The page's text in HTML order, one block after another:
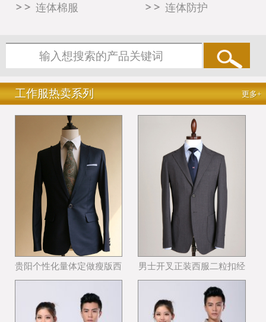
连体棉服
连体防护
更多+
工作服热卖系列
贵阳个性化量体定做瘦版西
男士开叉正装西服二粒扣经
典西服款式